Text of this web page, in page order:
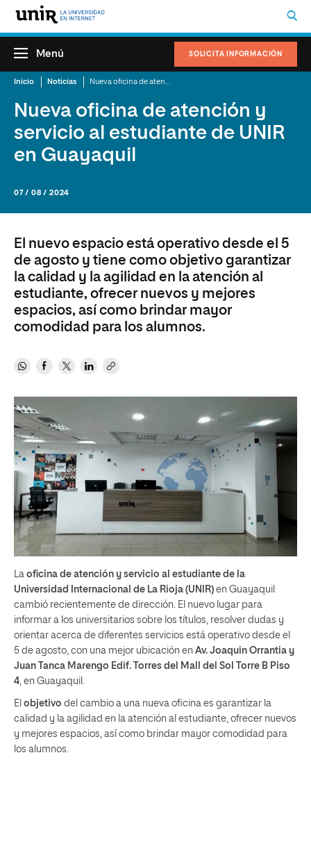
SOLICITA INFORMACIÓN
Menú
Inicio Noticias
Nueva oficina de atención y
servicio al estudiante de UNIR
en Guayaquil
07 / 08 / 2024
El nuevo espacio está operativo desde el 5
de agosto y tiene como objetivo garantizar
la calidad y la agilidad en la atención al
estudiante, ofrecer nuevos y mejores
espacios, así como brindar mayor
comodidad para los alumnos.
La oficina de atención y servicio al estudiante de la
Universidad Internacional de La Rioja (UNIR) en Guayaquil
cambió recientemente de dirección. El nuevo lugar para
informar a los universitarios sobre los títulos, resolver dudas y
orientar acerca de diferentes servicios está operativo desde el
5 de agosto, con una mejor ubicación en Av. Joaquin Orrantia y
Juan Tanca Marengo Edif. Torres del Mall del Sol Torre B Piso
4 , en Guayaquil.
El objetivo del cambio a una nueva oficina es garantizar la
calidad y la agilidad en la atención al estudiante, ofrecer nuevos
y mejores espacios, así como brindar mayor comodidad para
los alumnos.